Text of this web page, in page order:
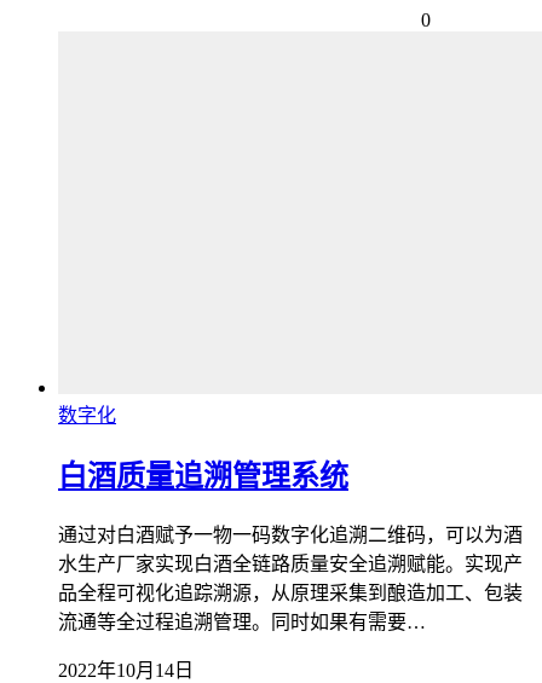
0
数字化
白酒质量追溯管理系统
通过对白酒赋予一物一码数字化追溯二维码，可以为酒
水生产厂家实现白酒全链路质量安全追溯赋能。实现产
品全程可视化追踪溯源，从原理采集到酿造加工、包装
流通等全过程追溯管理。同时如果有需要…
2022年10月14日